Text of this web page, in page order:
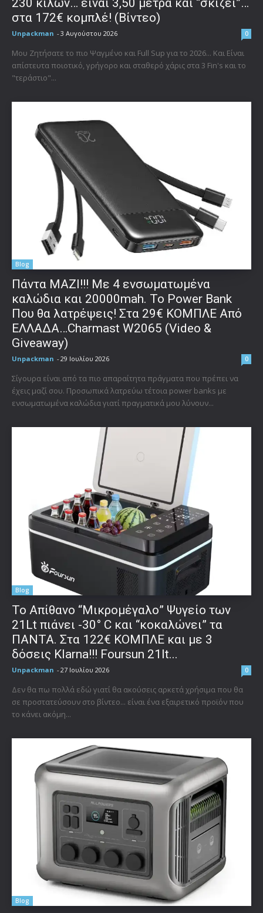
στα 172€ κομπλέ! (Βίντεο)
Unpackman - 3 Αυγούστου 2026 0
Μου Ζητήσατε το πιο Ψαγμένο και Full Sup για το 2026... Και Είναι
απίστευτα ποιοτικό, γρήγορο και σταθερό χάρις στα 3 Fin's και το
"τεράστιο"...
Blog
Πάντα ΜΑΖΙ!!! Με 4 ενσωματωμένα
καλώδια και 20000mah. Το Power Bank
Που θα λατρέψεις! Στα 29€ ΚΟΜΠΛΕ Από
ΕΛΛΑΔΑ…Charmast W2065 (Video &
Giveaway)
Unpackman - 29 Ιουλίου 2026 0
Σίγουρα είναι από τα πιο απαραίτητα πράγματα που πρέπει να
έχεις μαζί σου. Προσωπικά λατρεύω τέτοια power banks με
ενσωματωμένα καλώδια γιατί πραγματικά μου λύνουν...
Blog
Το Απίθανο “Μικρομέγαλο” Ψυγείο των
21Lt πιάνει -30° C και “κοκαλώνει” τα
ΠΑΝΤΑ. Στα 122€ ΚΟΜΠΛΕ και με 3
δόσεις Klarna!!! Foursun 21lt...
Unpackman - 27 Ιουλίου 2026 0
Δεν θα πω πολλά εδώ γιατί θα ακούσεις αρκετά χρήσιμα που θα
σε προστατεύσουν στο βίντεο... είναι ένα εξαιρετικό προϊόν που
το κάνει ακόμη...
Blog